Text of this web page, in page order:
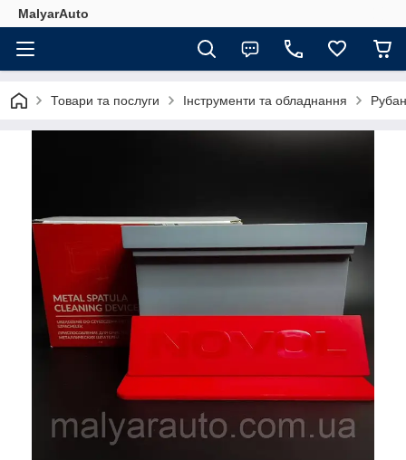
MalyarAuto
Товари та послуги Інструменти та обладнання